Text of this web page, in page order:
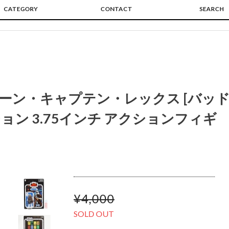
CATEGORY CONTACT SEARCH
ン・キャプテン・レックス [バッド
ン 3.75インチ アクションフィギ
¥4,000
SOLD OUT